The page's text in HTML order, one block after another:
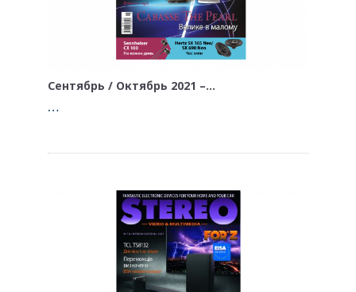
Сентябрь / Октябрь 2021 –…
…